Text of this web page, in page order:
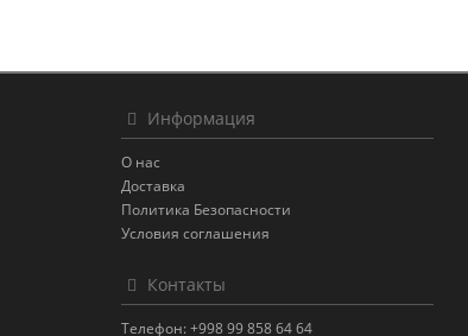
Информация
О нас
Доставка
Политика Безопасности
Условия соглашения
Контакты
Телефон: +998 99 858 64 64